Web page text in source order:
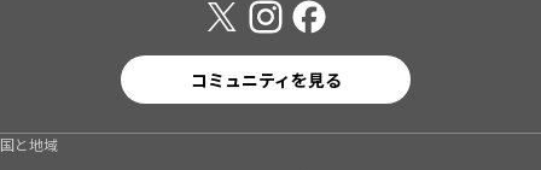
コミュニティを見る
国と地域